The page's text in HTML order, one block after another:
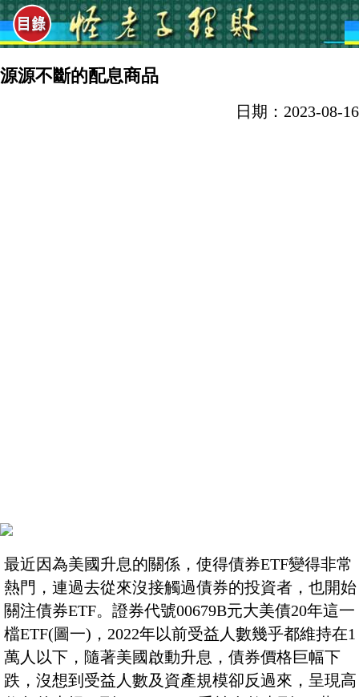
源源不斷的配息商品
日期：2023-08-16
最近因為美國升息的關係，使得債券ETF變得非常
熱門，連過去從來沒接觸過債券的投資者，也開始
關注債券ETF。證券代號00679B元大美債20年這一
檔ETF(圖一)，2022年以前受益人數幾乎都維持在1
萬人以下，隨著美國啟動升息，債券價格巨幅下
跌，沒想到受益人數及資產規模卻反過來，呈現高